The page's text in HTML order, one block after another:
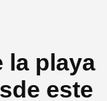
la playa
este